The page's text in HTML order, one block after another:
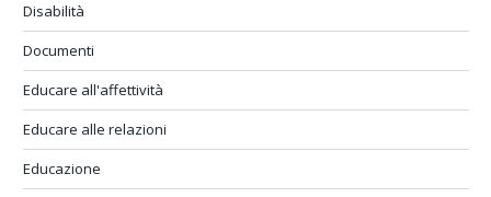
Disabilità
Documenti
Educare all'affettività
Educare alle relazioni
Educazione